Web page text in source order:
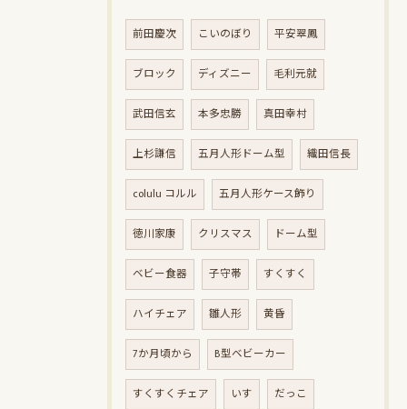
前田慶次 こいのぼり 平安翠鳳
ブロック ディズニー 毛利元就
武田信玄 本多忠勝 真田幸村
上杉謙信 五月人形ドーム型 織田信長
colulu コルル 五月人形ケース飾り
徳川家康 クリスマス ドーム型
ベビー食器 子守帯 すくすく
ハイチェア 雛人形 黄昏
7か月頃から B型ベビーカー
すくすくチェア いす だっこ